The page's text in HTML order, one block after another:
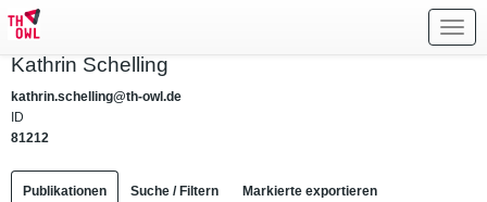
Kathrin Schelling
kathrin.schelling@th-owl.de
ID
81212
Publikationen Suche / Filtern Markierte exportieren